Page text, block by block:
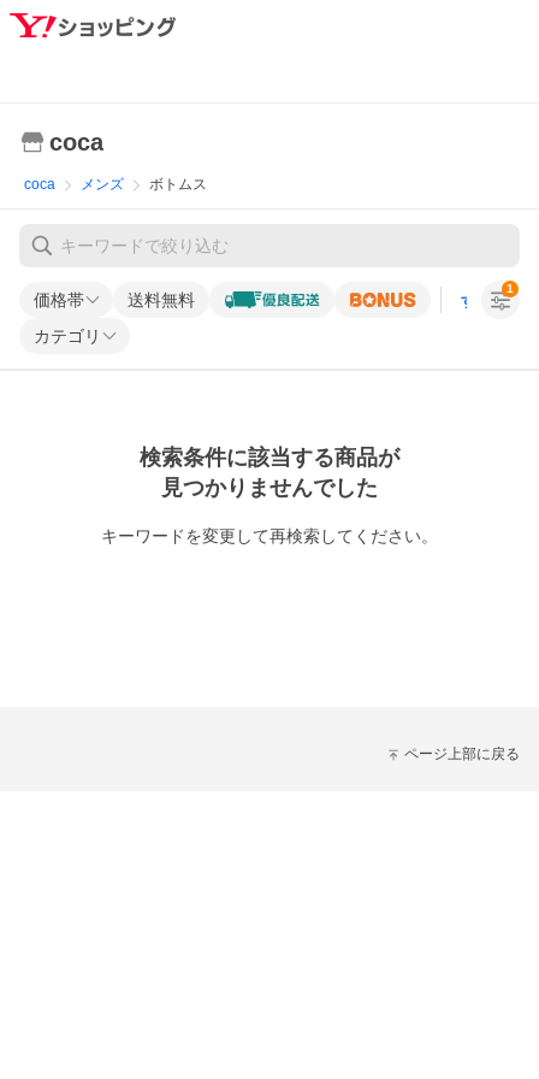
coca
coca メンズ ボトムス
価格帯 送料無料 すべての条
カテゴリ
1
検索条件に該当する商品が
見つかりませんでした
キーワードを変更して再検索してください。
ページ上部に戻る